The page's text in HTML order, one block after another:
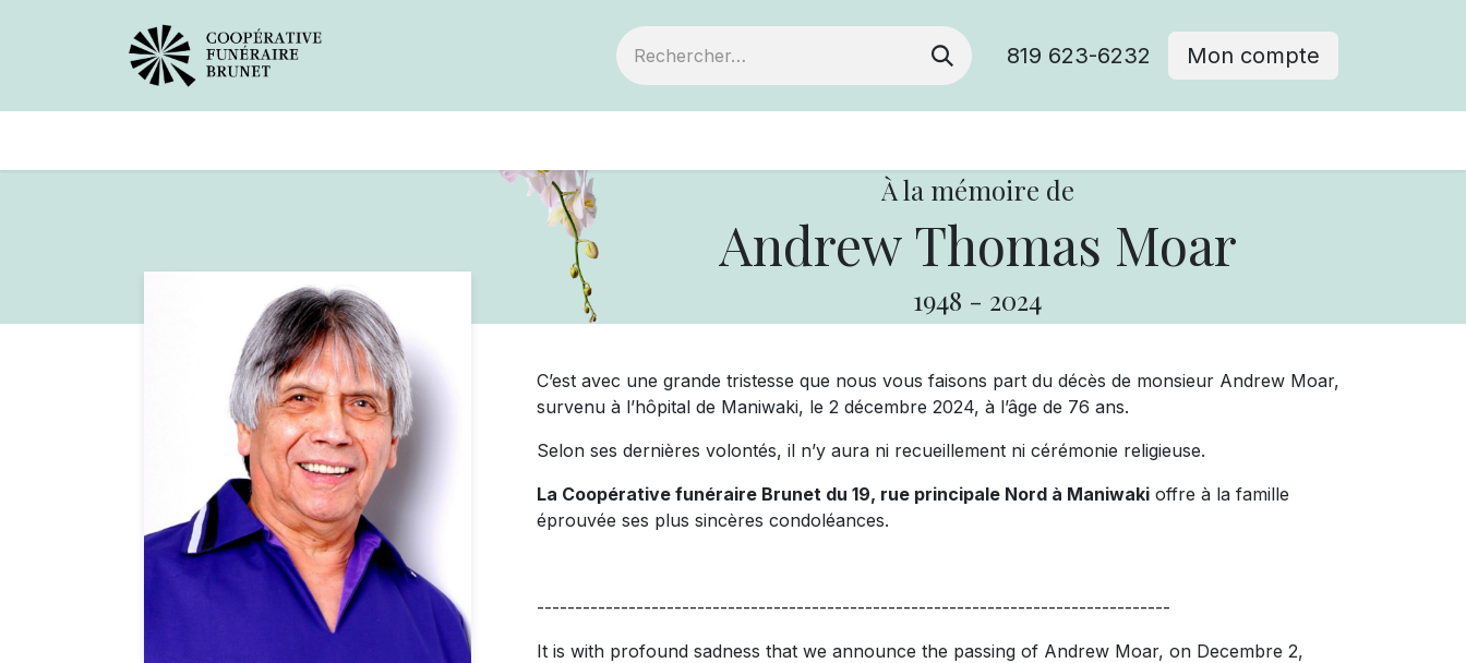
819 623-6232 Mon compte
À la mémoire de
Andrew Thomas Moar
1948 - 2024
C’est avec une grande tristesse que nous vous faisons part du décès de monsieur Andrew Moar,
survenu à l’hôpital de Maniwaki, le 2 décembre 2024, à l’âge de 76 ans.
Selon ses dernières volontés, il n’y aura ni recueillement ni cérémonie religieuse.
La Coopérative funéraire Brunet du 19, rue principale Nord à Maniwaki offre à la famille
éprouvée ses plus sincères condoléances.
-----------------------------------------------------------------------------------
It is with profound sadness that we announce the passing of Andrew Moar, on Decembre 2,